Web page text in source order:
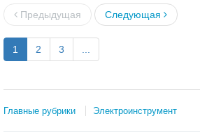
Предыдущая Следующая
1 2 3 ...
Главные рубрики Электроинструмент